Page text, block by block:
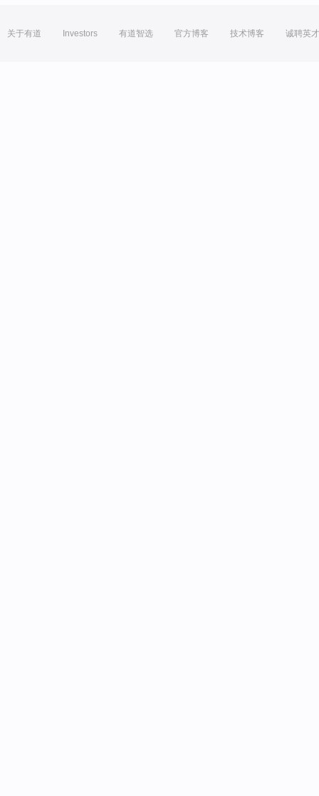
关于有道 Investors 有道智选 官方博客 技术博客 诚聘英才